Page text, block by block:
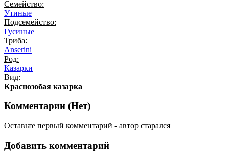
Семейство:
Утиные
Подсемейство:
Гусиные
Триба:
Anserini
Род:
Казарки
Вид:
Краснозобая казарка
Комментарии (Нет)
Оставьте первый комментарий - автор старался
Добавить комментарий